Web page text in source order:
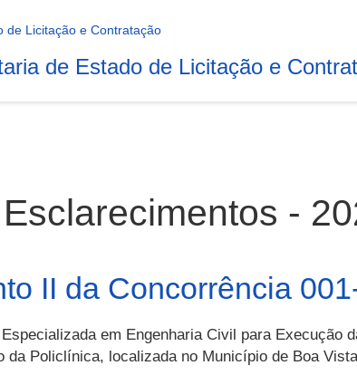
de Estado de Licitação e
Esclarecimentos -
II da Concorrência
em Engenharia Civil para Execução
da Policlínica, localizada no Município de Boa